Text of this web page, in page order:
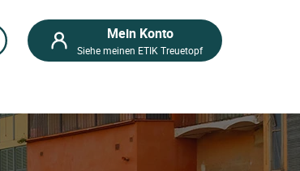
Mein Konto
Siehe meinen ETIK Treuetopf